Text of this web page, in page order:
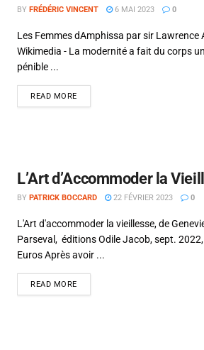
BY FRÉDÉRIC VINCENT 6 MAI 2023 0
Les Femmes dAmphissa par sir Lawrence
Wikimedia - La modernité a fait du corps
pénible ...
READ MORE
L’Art d’Accommoder la
BY PATRICK BOCCARD 22 FÉVRIER 2023 0
L'Art d'accommoder la vieillesse, de
Parseval, éditions Odile Jacob, sept.
Euros Après avoir ...
READ MORE